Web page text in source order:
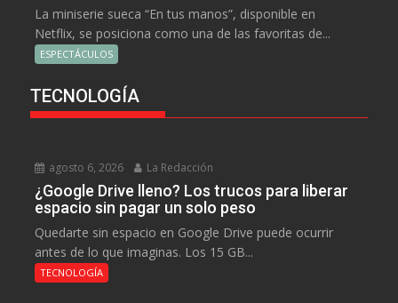
La miniserie sueca “En tus manos”, disponible en
Netflix, se posiciona como una de las favoritas de...
ESPECTÁCULOS
TECNOLOGÍA
agosto 6, 2026 La Redacción
¿Google Drive lleno? Los trucos para liberar
espacio sin pagar un solo peso
Quedarte sin espacio en Google Drive puede ocurrir
antes de lo que imaginas. Los 15 GB...
TECNOLOGÍA